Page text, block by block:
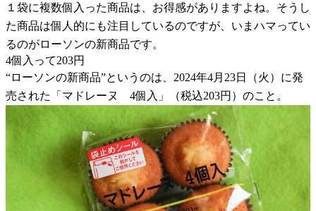
１袋に複数個入った商品は、お得感がありますよね。そうし
た商品は個人的にも注目しているのですが、いまハマってい
るのがローソンの新商品です。
4個入って203円
“ローソンの新商品”というのは、2024年4月23日（火）に発
売された「マドレーヌ 4個入」（税込203円）のこと。